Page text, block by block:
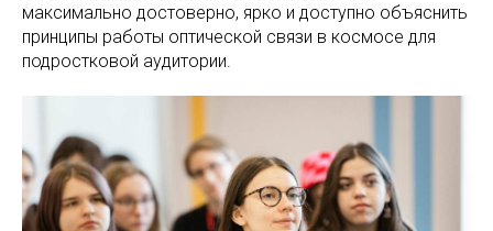
максимально достоверно, ярко и доступно объяснить
принципы работы оптической связи в космосе для
подростковой аудитории.